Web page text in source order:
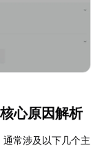
心原因解析
常涉及以下几个主